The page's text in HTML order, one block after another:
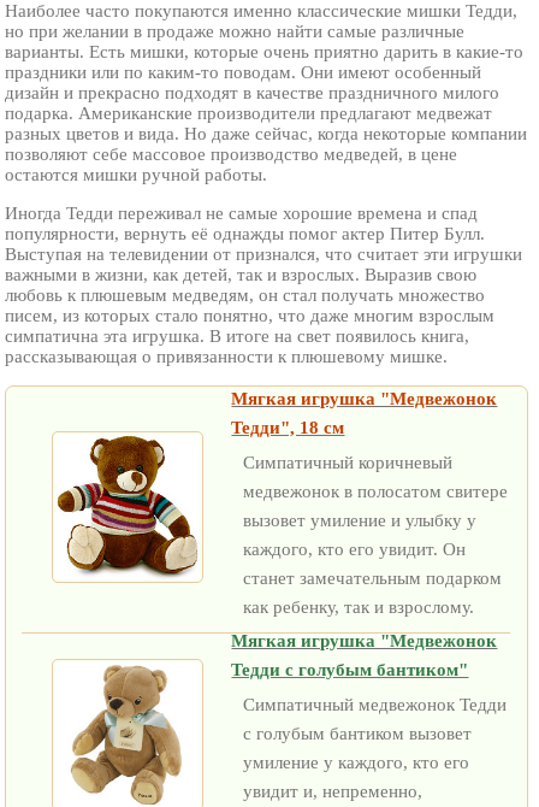
Наиболее часто покупаются именно классические мишки Тедди,
но при желании в продаже можно найти самые различные
варианты. Есть мишки, которые очень приятно дарить в какие-то
праздники или по каким-то поводам. Они имеют особенный
дизайн и прекрасно подходят в качестве праздничного милого
подарка. Американские производители предлагают медвежат
разных цветов и вида. Но даже сейчас, когда некоторые компании
позволяют себе массовое производство медведей, в цене
остаются мишки ручной работы.
Иногда Тедди переживал не самые хорошие времена и спад
популярности, вернуть её однажды помог актер Питер Булл.
Выступая на телевидении от признался, что считает эти игрушки
важными в жизни, как детей, так и взрослых. Выразив свою
любовь к плюшевым медведям, он стал получать множество
писем, из которых стало понятно, что даже многим взрослым
симпатична эта игрушка. В итоге на свет появилось книга,
рассказывающая о привязанности к плюшевому мишке.
Мягкая игрушка "Медвежонок
Тедди", 18 см
Симпатичный коричневый
медвежонок в полосатом свитере
вызовет умиление и улыбку у
каждого, кто его увидит. Он
станет замечательным подарком
как ребенку, так и взрослому.
Мягкая игрушка "Медвежонок
Тедди с голубым бантиком"
Симпатичный медвежонок Тедди
с голубым бантиком вызовет
умиление у каждого, кто его
увидит и, непременно,